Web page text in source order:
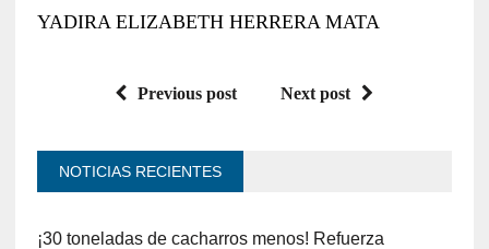
YADIRA ELIZABETH HERRERA MATA
Previous post Next post
NOTICIAS RECIENTES
¡30 toneladas de cacharros menos! Refuerza